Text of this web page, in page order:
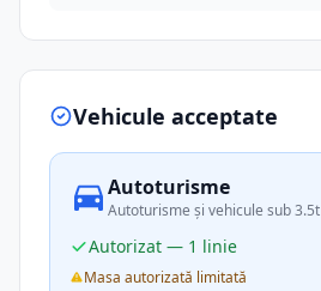
Vehicule acceptate
Autoturisme
Autoturisme și vehicule sub 3.5t
Autorizat — 1 linie
Masa autorizată limitată